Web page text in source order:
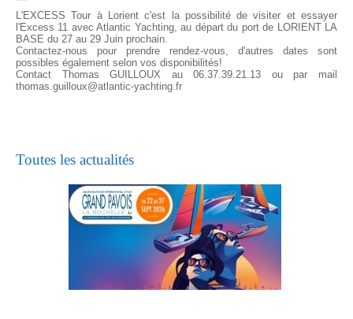
L'EXCESS Tour à Lorient c'est la possibilité de visiter et essayer
l'Excess 11 avec Atlantic Yachting, au départ du port de LORIENT LA
BASE du 27 au 29 Juin prochain.
Contactez-nous pour prendre rendez-vous, d'autres dates sont
possibles également selon vos disponibilités!
Contact Thomas GUILLOUX au 06.37.39.21.13 ou par mail
thomas.guilloux@atlantic-yachting.fr
Toutes les actualités